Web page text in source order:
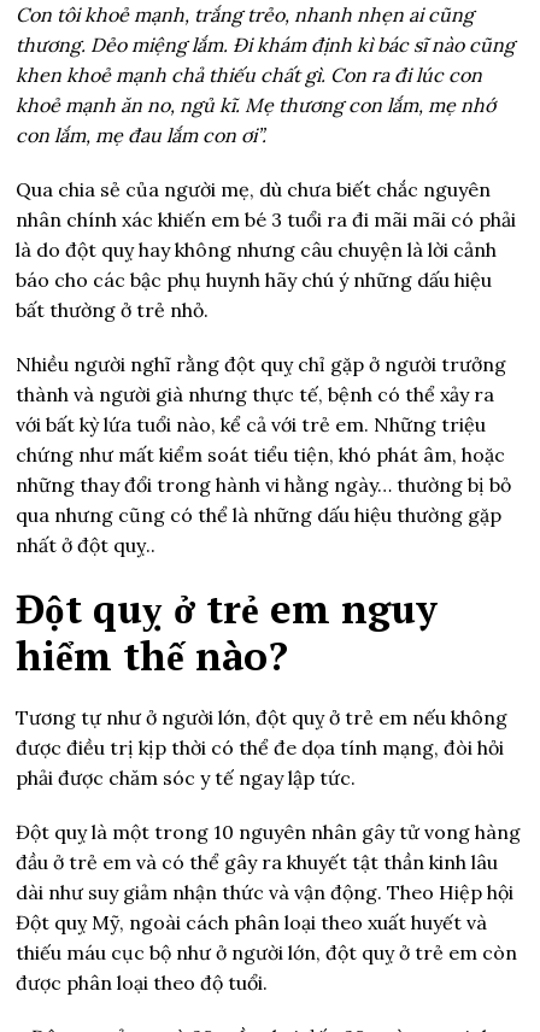
Con tôi khoẻ mạnh, trắng trẻo, nhanh nhẹn ai cũng
thương. Dẻo miệng lắm. Đi khám định kì bác sĩ nào cũng
khen khoẻ mạnh chả thiếu chất gì. Con ra đi lúc con
khoẻ mạnh ăn no, ngủ kĩ. Mẹ thương con lắm, mẹ nhớ
con lắm, mẹ đau lắm con ơi”.
Qua chia sẻ của người mẹ, dù chưa biết chắc nguyên
nhân chính xác khiến em bé 3 tuổi ra đi mãi mãi có phải
là do đột quỵ hay không nhưng câu chuyện là lời cảnh
báo cho các bậc phụ huynh hãy chú ý những dấu hiệu
bất thường ở trẻ nhỏ.
Nhiều người nghĩ rằng đột quỵ chỉ gặp ở người trưởng
thành và người già nhưng thực tế, bệnh có thể xảy ra
với bất kỳ lứa tuổi nào, kể cả với trẻ em. Những triệu
chứng như mất kiểm soát tiểu tiện, khó phát âm, hoặc
những thay đổi trong hành vi hằng ngày… thường bị bỏ
qua nhưng cũng có thể là những dấu hiệu thường gặp
nhất ở đột quỵ..
Đột quỵ ở trẻ em nguy
hiểm thế nào?
Tương tự như ở người lớn, đột quỵ ở trẻ em nếu không
được điều trị kịp thời có thể đe dọa tính mạng, đòi hỏi
phải được chăm sóc y tế ngay lập tức.
Đột quỵ là một trong 10 nguyên nhân gây tử vong hàng
đầu ở trẻ em và có thể gây ra khuyết tật thần kinh lâu
dài như suy giảm nhận thức và vận động. Theo Hiệp hội
Đột quỵ Mỹ, ngoài cách phân loại theo xuất huyết và
thiếu máu cục bộ như ở người lớn, đột quỵ ở trẻ em còn
được phân loại theo độ tuổi.